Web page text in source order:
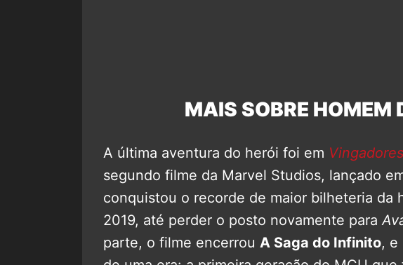
MAIS SOBRE HOMEM
A última aventura do herói foi em
segundo filme da Marvel Studios, lançado
conquistou o recorde de maior bilheteria da
2019, até perder o posto novamente para
parte, o filme encerrou A Saga do Infinito, e